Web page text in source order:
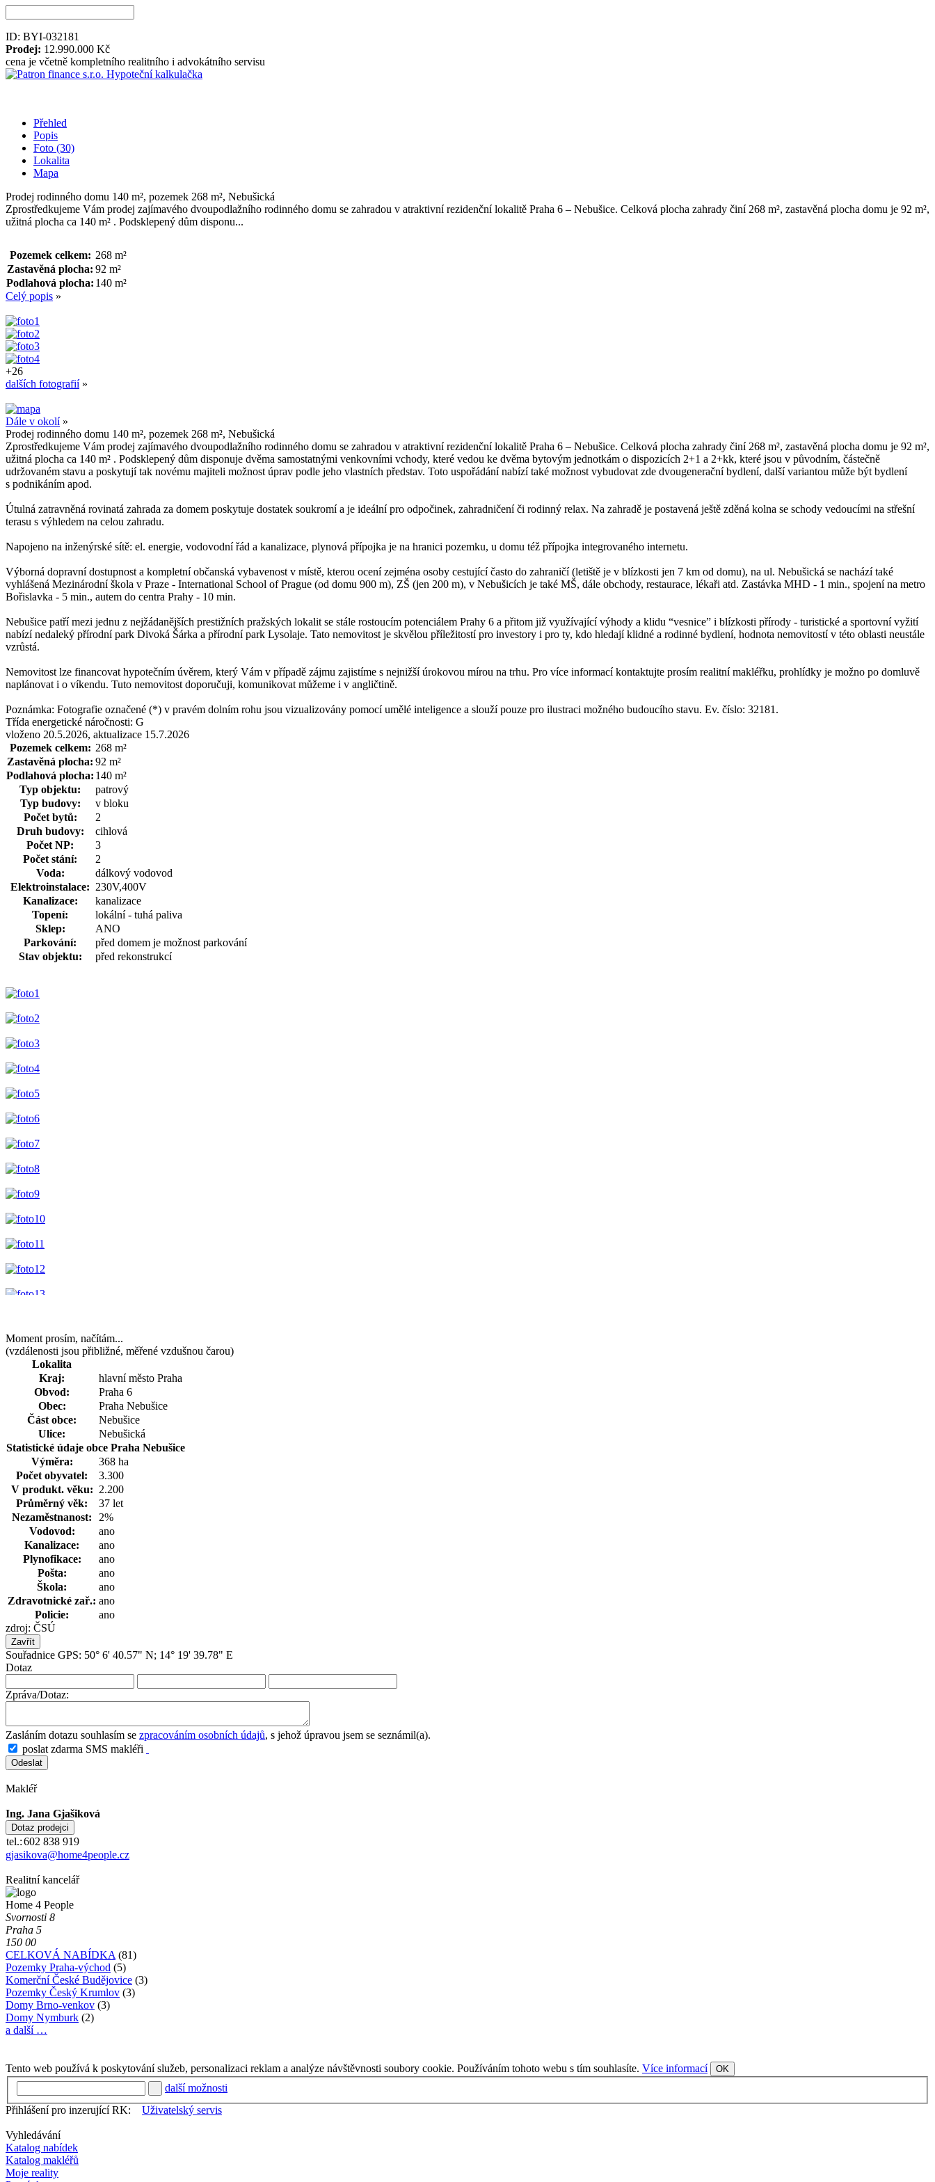
ID: BYI-032181
Prodej: 12.990.000 Kč
cena je včetně kompletního realitního i advokátního servisu
Hypoteční kalkulačka
Přehled
Popis
Foto (30)
Lokalita
Mapa
Prodej rodinného domu 140 m², pozemek 268 m², Nebušická
Zprostředkujeme Vám prodej zajímavého dvoupodlažního rodinného domu se zahradou v atraktivní rezidenční lokalitě Praha 6 – Nebušice. Celková plocha zahrady činí 268 m², zastavěná plocha domu je 92 m²,
užitná plocha ca 140 m² . Podsklepený dům disponu...
Pozemek celkem: 268 m²
Zastavěná plocha: 92 m²
Podlahová plocha: 140 m²
Celý popis »
+26
dalších fotografií»
Dále v okolí»
Prodej rodinného domu 140 m², pozemek 268 m², Nebušická
Zprostředkujeme Vám prodej zajímavého dvoupodlažního rodinného domu se zahradou v atraktivní rezidenční lokalitě Praha 6 – Nebušice. Celková plocha zahrady činí 268 m², zastavěná plocha domu je 92 m²,
užitná plocha ca 140 m² . Podsklepený dům disponuje dvěma samostatnými venkovními vchody, které vedou ke dvěma bytovým jednotkám o dispozicích 2+1 a 2+kk, které jsou v původním, částečně
udržovaném stavu a poskytují tak novému majiteli možnost úprav podle jeho vlastních představ. Toto uspořádání nabízí také možnost vybudovat zde dvougenerační bydlení, další variantou může být bydlení
s podnikáním apod.
Útulná zatravněná rovinatá zahrada za domem poskytuje dostatek soukromí a je ideální pro odpočinek, zahradničení či rodinný relax. Na zahradě je postavená ještě zděná kolna se schody vedoucími na střešní
terasu s výhledem na celou zahradu.
Napojeno na inženýrské sítě: el. energie, vodovodní řád a kanalizace, plynová přípojka je na hranici pozemku, u domu též přípojka integrovaného internetu.
Výborná dopravní dostupnost a kompletní občanská vybavenost v místě, kterou ocení zejména osoby cestující často do zahraničí (letiště je v blízkosti jen 7 km od domu), na ul. Nebušická se nachází také
vyhlášená Mezinárodní škola v Praze - International School of Prague (od domu 900 m), ZŠ (jen 200 m), v Nebušicích je také MŠ, dále obchody, restaurace, lékaři atd. Zastávka MHD - 1 min., spojení na metro
Bořislavka - 5 min., autem do centra Prahy - 10 min.
Nebušice patří mezi jednu z nejžádanějších prestižních pražských lokalit se stále rostoucím potenciálem Prahy 6 a přitom již využívající výhody a klidu “vesnice” i blízkosti přírody - turistické a sportovní vyžití
nabízí nedaleký přírodní park Divoká Šárka a přírodní park Lysolaje. Tato nemovitost je skvělou příležitostí pro investory i pro ty, kdo hledají klidné a rodinné bydlení, hodnota nemovitostí v této oblasti neustále
vzrůstá.
Nemovitost lze financovat hypotečním úvěrem, který Vám v případě zájmu zajistíme s nejnižší úrokovou mírou na trhu. Pro více informací kontaktujte prosím realitní makléřku, prohlídky je možno po domluvě
naplánovat i o víkendu. Tuto nemovitost doporučuji, komunikovat můžeme i v angličtině.
Poznámka: Fotografie označené (*) v pravém dolním rohu jsou vizualizovány pomocí umělé inteligence a slouží pouze pro ilustraci možného budoucího stavu. Ev. číslo: 32181.
Třída energetické náročnosti: G
vloženo 20.5.2026, aktualizace 15.7.2026
Pozemek celkem: 268 m²
Zastavěná plocha: 92 m²
Podlahová plocha: 140 m²
Typ objektu:
patrový
Typ budovy:
v bloku
Počet bytů:
2
Druh budovy:
cihlová
Počet NP:
3
Počet stání:
2
Voda:
dálkový vodovod
Elektroinstalace: 230V,400V
Kanalizace:
kanalizace
Topení:
lokální - tuhá paliva
Sklep:
ANO
Parkování:
před domem je možnost parkování
Stav objektu:
před rekonstrukcí
Moment prosím, načítám...
(vzdálenosti jsou přibližné, měřené vzdušnou čarou)
Lokalita
Kraj:
hlavní město Praha
Obvod:
Praha 6
Obec:
Praha Nebušice
Část obce:
Nebušice
Ulice:
Nebušická
Statistické údaje obce Praha Nebušice
Výměra:
368 ha
Počet obyvatel:
3.300
V produkt. věku: 2.200
Průměrný věk:
37 let
Nezaměstnanost:
2%
Vodovod:
ano
Kanalizace:
ano
Plynofikace:
ano
Pošta:
ano
Škola:
ano
Zdravotnické zař.: ano
Policie:
ano
zdroj: ČSÚ
Zavřít
Souřadnice GPS: 50° 6' 40.57" N; 14° 19' 39.78" E
Dotaz
Zpráva/Dotaz:
Zasláním dotazu souhlasím se zpracováním osobních údajů, s jehož úpravou jsem se seznámil(a).
poslat zdarma SMS makléři
Makléř
Ing. Jana Gjašiková
tel.:602 838 919
gjasikova@home4people.cz
Realitní kancelář
Home 4 People
Svornosti 8
Praha 5
150 00
CELKOVÁ NABÍDKA (81)
Pozemky Praha-východ (5)
Komerční České Budějovice (3)
Pozemky Český Krumlov (3)
Domy Brno-venkov (3)
Domy Nymburk (2)
a další …
Tento web používá k poskytování služeb, personalizaci reklam a analýze návštěvnosti soubory cookie. Používáním tohoto webu s tím souhlasíte. Více informací OK
další možnosti
Přihlášení pro inzerující RK:
Uživatelský servis
Vyhledávání
Katalog nabídek
Katalog makléřů
Moje reality